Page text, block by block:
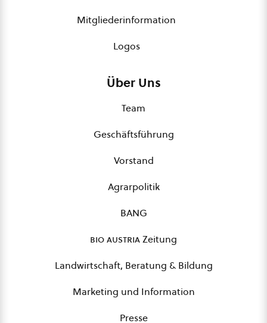
Mitgliederinformation
Logos
Über Uns
Team
Geschäftsführung
Vorstand
Agrarpolitik
BANG
bio austriaZeitung
Landwirtschaft, Beratung & Bildung
Marketing und Information
Presse